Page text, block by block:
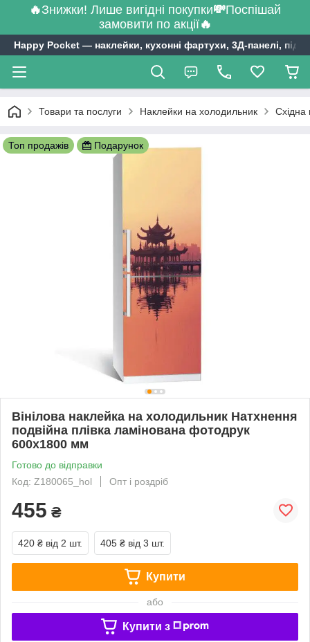
🔥Знижки! Лише вигідні покупки💸Поспішай
замовити по акції🔥
Happy Pocket ― наклейки, кухонні фартухи, 3Д-панелі,
Товари та послуги Наклейки на холодильник Східна
Топ продажів Подарунок
Вінілова наклейка на холодильник Натхнення
подвійна плівка ламінована фотодрук
600х1800 мм
Готово до відправки
Код: Z180065_hol
Опт і роздріб
455 ₴
420 ₴ від 2 шт. 405 ₴ від 3 шт.
Купити
або
Купити з